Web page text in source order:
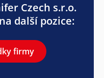
Czech s.r.o.
další pozice:
firmy